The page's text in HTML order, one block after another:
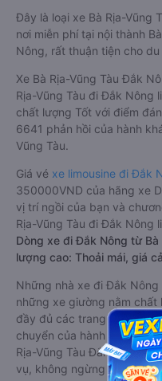
Đây là loại xe Bà Rịa-Vũng
nơi miễn phí tại nội thành
Nông, rất thuận tiện cho du
Xe Bà Rịa-Vũng Tàu Đắk
Rịa-Vũng Tàu đi Đắk Nông
chất lượng Tốt với điểm
6641 phản hồi của hành
Vũng Tàu.
Giá vé xe limousine đi Đắk
350000VND của hãng xe
vị trí ngồi của bạn và
Rịa-Vũng Tàu đi Đắk Nông
Dòng xe đi Đắk Nông từ
lượng cao: Thoải mái, giá
Những nhà xe đi Đắk Nông
những xe giường nằm
đầy đủ các trang thiết bị
chuyển của hành khách.
Rịa-Vũng Tàu Đắk Nông
vụ, không ngừng cải thiện